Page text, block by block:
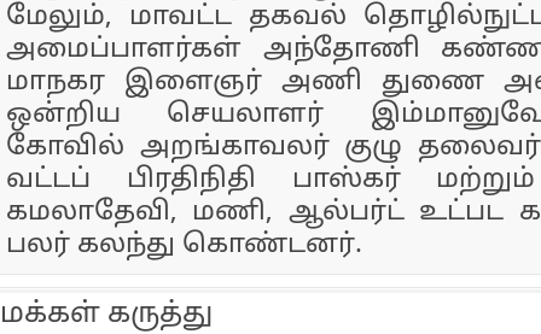
மேலும், மாவட்ட தகவல்
அமைப்பாளர்கள் அந்தோணி
மாநகர இளைஞர் அணி துணை
ஒன்றிய செயலாளர்
கோவில் அறங்காவலர் குழு தலைவர்
வட்டப் பிரதிநிதி பாஸ்கர்
கமலாதேவி, மணி, ஆல்பர்ட் உட்பட
பலர் கலந்து கொண்டனர்.
மக்கள் கருத்து